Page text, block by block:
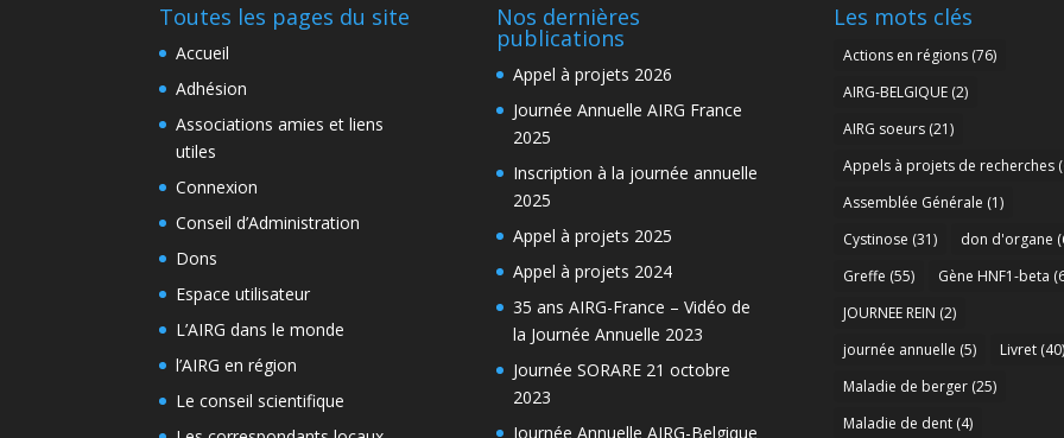
Toutes les pages du site
Accueil
Adhésion
Associations amies et liens
utiles
Connexion
Conseil d’Administration
Dons
Espace utilisateur
L’AIRG dans le monde
l’AIRG en région
Le conseil scientifique
Nos dernières
publications
Appel à projets 2026
Journée Annuelle AIRG France
2025
Inscription à la journée annuelle
2025
Appel à projets 2025
Appel à projets 2024
35 ans AIRG-France – Vidéo de
la Journée Annuelle 2023
Journée SORARE 21 octobre
2023
Journée Annuelle AIRG-Belgique
Les mots clés
Actions en régions(76)
AIRG-BELGIQUE(2)
AIRG soeurs(21)
Appels à projets de recherches
Assemblée Générale (1)
Cystinose (31) don d'organe
Greffe (55) Gène HNF1-beta
JOURNEE REIN (2)
journée annuelle (5) Livret(40)
Maladie de berger(25)
Maladie de dent(4)